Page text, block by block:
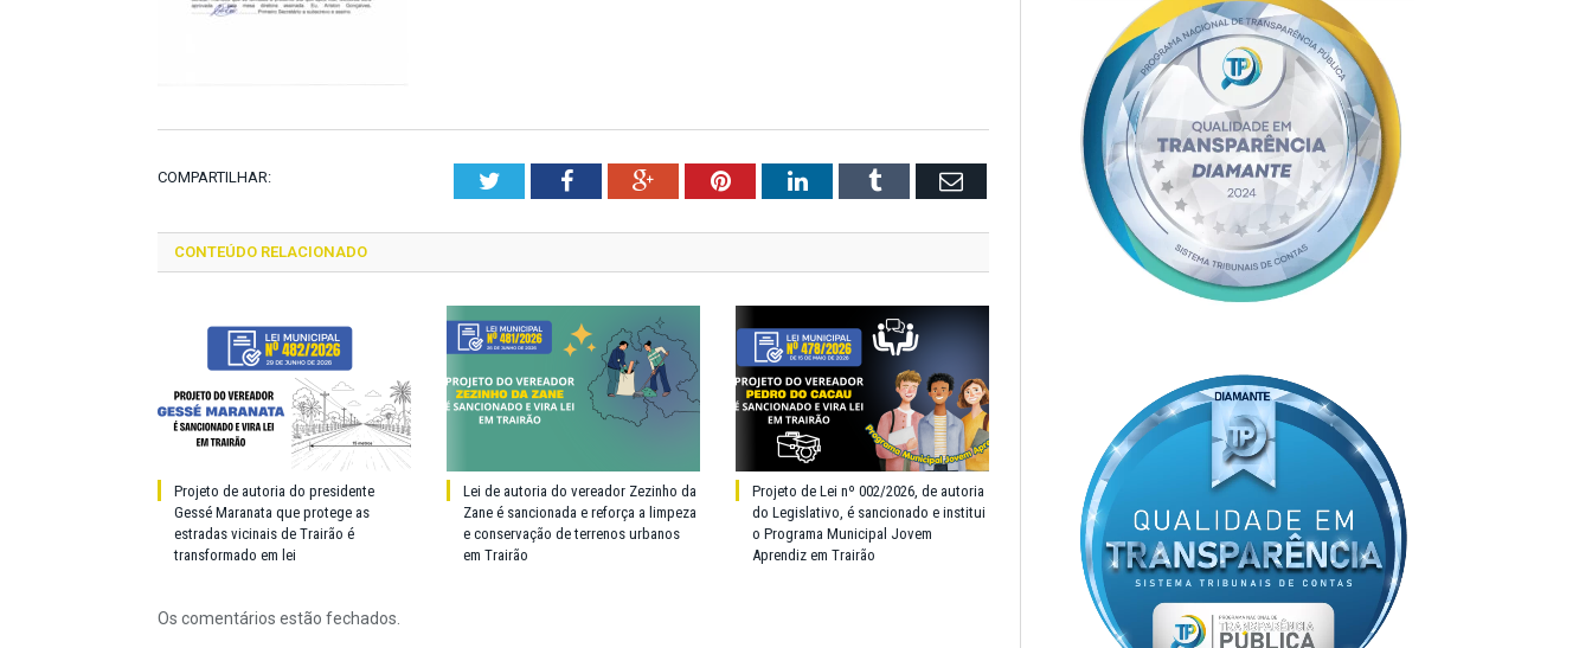
COMPARTILHAR: TwitterFacebookGoogle+PinterestLinkedInTumblr Email
CONTEÚDO RELACIONADO
Projeto de autoria do presidente
Gessé Maranata que protege as
estradas vicinais de Trairão é
transformado em lei
Lei de autoria do vereador Zezinho da
Zane é sancionada e reforça a limpeza
e conservação de terrenos urbanos
em Trairão
Projeto de Lei nº 002/2026, de autoria
do Legislativo, é sancionado e institui
o Programa Municipal Jovem
Aprendiz em Trairão
Os comentários estão fechados.